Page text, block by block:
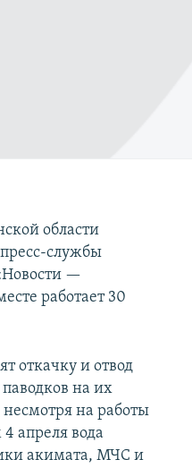
области
пресс-службы
—
работает 30
откачку и отвод
на их
на работы
апреля вода
акимата, МЧС и